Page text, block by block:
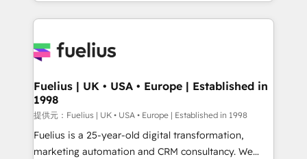
Innovation HubSpot Impact Award - Platform
Migration Excellence HubSpot Impact Award -
professionals.
and team training • CRM migration: Salesforce,
Custom API integrations & ERP systems inc. SAP and
super skilled members) • 150+ Clients for Sales Hub,
Marketing Hub, Service Hub, Data Hub and Website
(CMS) • ISO/IEC 27001:2022, ISO 9001:2015 and
now... ISO 42001: 2023 certified • Exclusive AI
'GuardHub' governance framework, based on ISO
Fuelius | UK • USA • Europe | Established in
1998
提供元：Fuelius | UK • USA • Europe | Established in 1998
Fuelius is a 25-year-old digital transformation,
marketing automation and CRM consultancy. We